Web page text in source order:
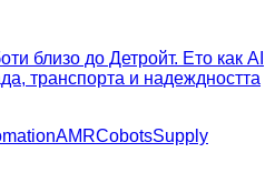
близо до Детройт. Ето как AI
транспорта и надеждността
AMRCobotsSupply